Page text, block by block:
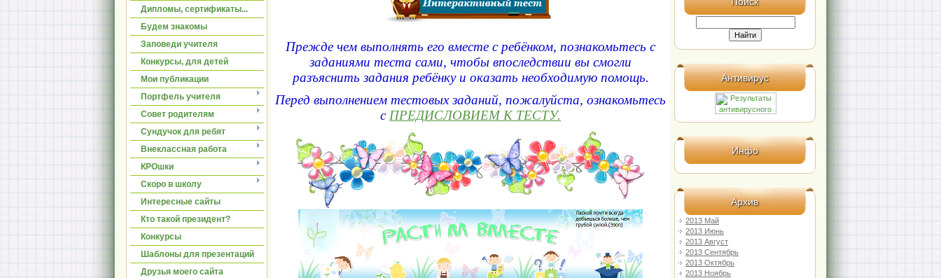
Дипломы, сертификаты...
Будем знакомы
Заповеди учителя
Конкурсы, для детей
Мои публикации
Портфель учителя
Совет родителям
Сундучок для ребят
Внеклассная работа
КРОшки
Скоро в школу
Интересные сайты
Кто такой президент?
Конкурсы
Шаблоны для презентаций
Друзья моего сайта
Прежде чем выполнять его вместе с ребёнком, познакомьтесь с
заданиями теста сами, чтобы впоследствии вы смогли
разъяснить задания ребёнку и оказать необходимую помощь.
Перед выполнением тестовых заданий, пожалуйста, ознакомьтесь
сПРЕДИСЛОВИЕМ К ТЕСТУ.
Антивирус
Инфо
Архив
2013 Май
2013 Июнь
2013 Август
2013 Сентябрь
2013 Октябрь
2013 Ноябрь